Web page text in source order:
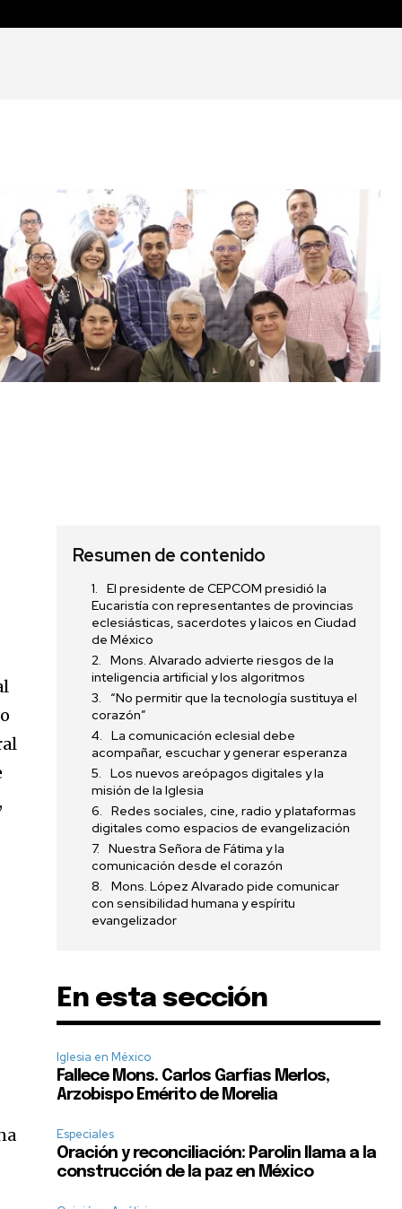
Resumen de contenido
El presidente de CEPCOM presidió la
Eucaristía con representantes de provincias
eclesiásticas, sacerdotes y laicos en Ciudad
de México
Mons. Alvarado advierte riesgos de la
inteligencia artificial y los algoritmos
“No permitir que la tecnología sustituya el
corazón”
La comunicación eclesial debe
acompañar, escuchar y generar esperanza
Los nuevos areópagos digitales y la
misión de la Iglesia
Redes sociales, cine, radio y plataformas
digitales como espacios de evangelización
Nuestra Señora de Fátima y la
comunicación desde el corazón
Mons. López Alvarado pide comunicar
con sensibilidad humana y espíritu
evangelizador
En esta sección
Iglesia en México
Fallece Mons. Carlos Garfias Merlos,
Arzobispo Emérito de Morelia
Especiales
Oración y reconciliación: Parolin llama a la
construcción de la paz en México